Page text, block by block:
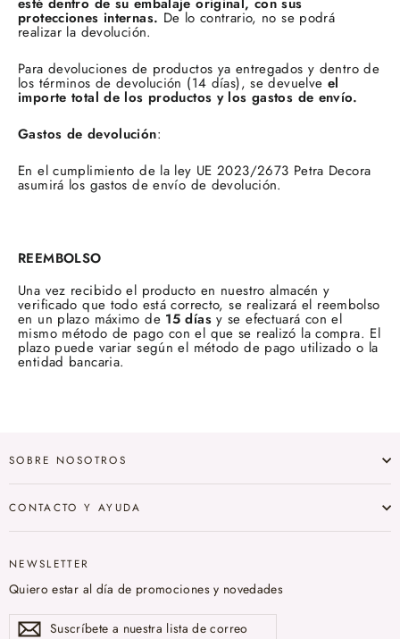
protecciones internas. De lo contrario, no se podrá
realizar la devolución.
Para devoluciones de productos ya entregados y dentro de
los términos de devolución (14 días), se devuelve el
importe total de los productos y los gastos de envío.
Gastos de devolución:
En el cumplimiento de la ley UE 2023/2673 Petra Decora
asumirá los gastos de envío de devolución.
REEMBOLSO
Una vez recibido el producto en nuestro almacén y
verificado que todo está correcto, se realizará el reembolso
en un plazo máximo de 15 días y se efectuará con el
mismo método de pago con el que se realizó la compra. El
plazo puede variar según el método de pago utilizado o la
entidad bancaria.
SOBRE NOSOTROS
CONTACTO Y AYUDA
NEWSLETTER
Quiero estar al día de promociones y novedades
SuscríbeteSuscribir